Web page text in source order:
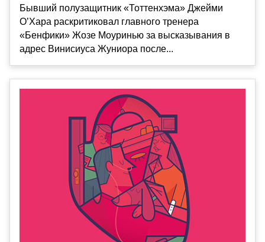
Бывший полузащитник «Тоттенхэма» Джейми
О’Хара раскритиковал главного тренера
«Бенфики» Жозе Моуринью за высказывания в
адрес Винисиуса Жуниора после...